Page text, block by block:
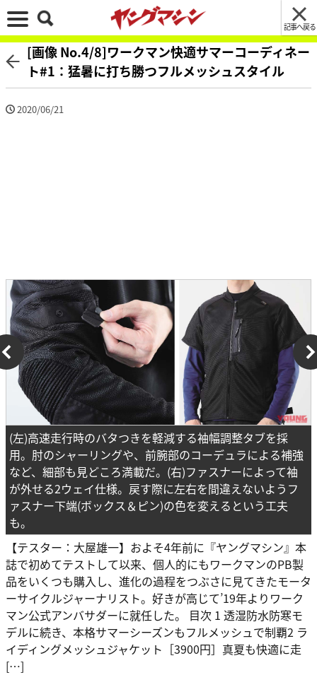
記事へ戻る
[画像 No.4/8]ワークマン快適サマーコーディネー
ト#1：猛暑に打ち勝つフルメッシュスタイル
2020/06/21
(左)高速走行時のバタつきを軽減する袖幅調整タブを採
用。肘のシャーリングや、前腕部のコーデュラによる補強
など、細部も見どころ満載だ。(右)ファスナーによって袖
が外せる2ウェイ仕様。戻す際に左右を間違えないようフ
ァスナー下端(ボックス＆ピン)の色を変えるという工夫
も。
【テスター：大屋雄一】およそ4年前に『ヤングマシン』本
誌で初めてテストして以来、個人的にもワークマンのPB製
品をいくつも購入し、進化の過程をつぶさに見てきたモータ
ーサイクルジャーナリスト。好きが高じて’19年よりワーク
マン公式アンバサダーに就任した。 目次 1 透湿防水防寒モ
デルに続き、本格サマーシーズンもフルメッシュで制覇2 ラ
イディングメッシュジャケット［3900円］真夏も快適に走
[…]